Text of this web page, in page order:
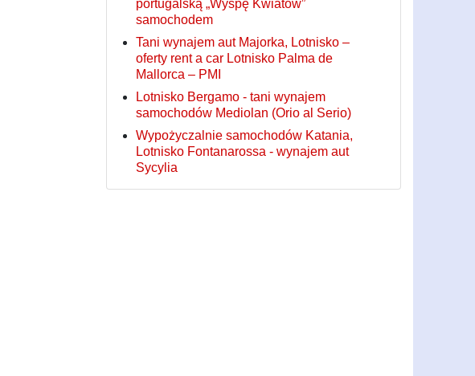
portugalską „Wyspę Kwiatów”
samochodem
Tani wynajem aut Majorka, Lotnisko –
oferty rent a car Lotnisko Palma de
Mallorca – PMI
Lotnisko Bergamo - tani wynajem
samochodów Mediolan (Orio al Serio)
Wypożyczalnie samochodów Katania,
Lotnisko Fontanarossa - wynajem aut
Sycylia